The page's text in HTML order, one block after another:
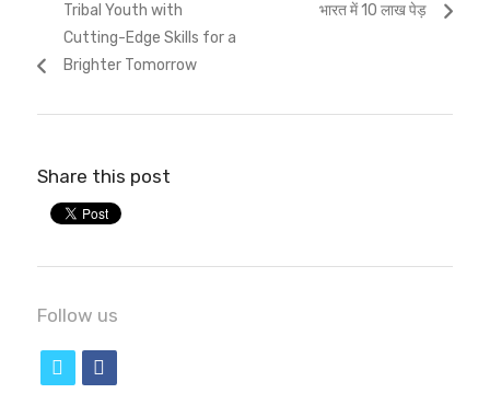
Tribal Youth with
Cutting-Edge Skills for a
Brighter Tomorrow
भारत में 10 लाख पेड़
Share this post
Follow us